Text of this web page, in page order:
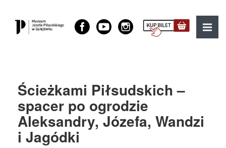
Muzeum Józefa Piłsudskiego w Sulejówku
MENU
Ścieżkami Piłsudskich –
spacer po ogrodzie
Aleksandry, Józefa, Wandzi
i Jagódki